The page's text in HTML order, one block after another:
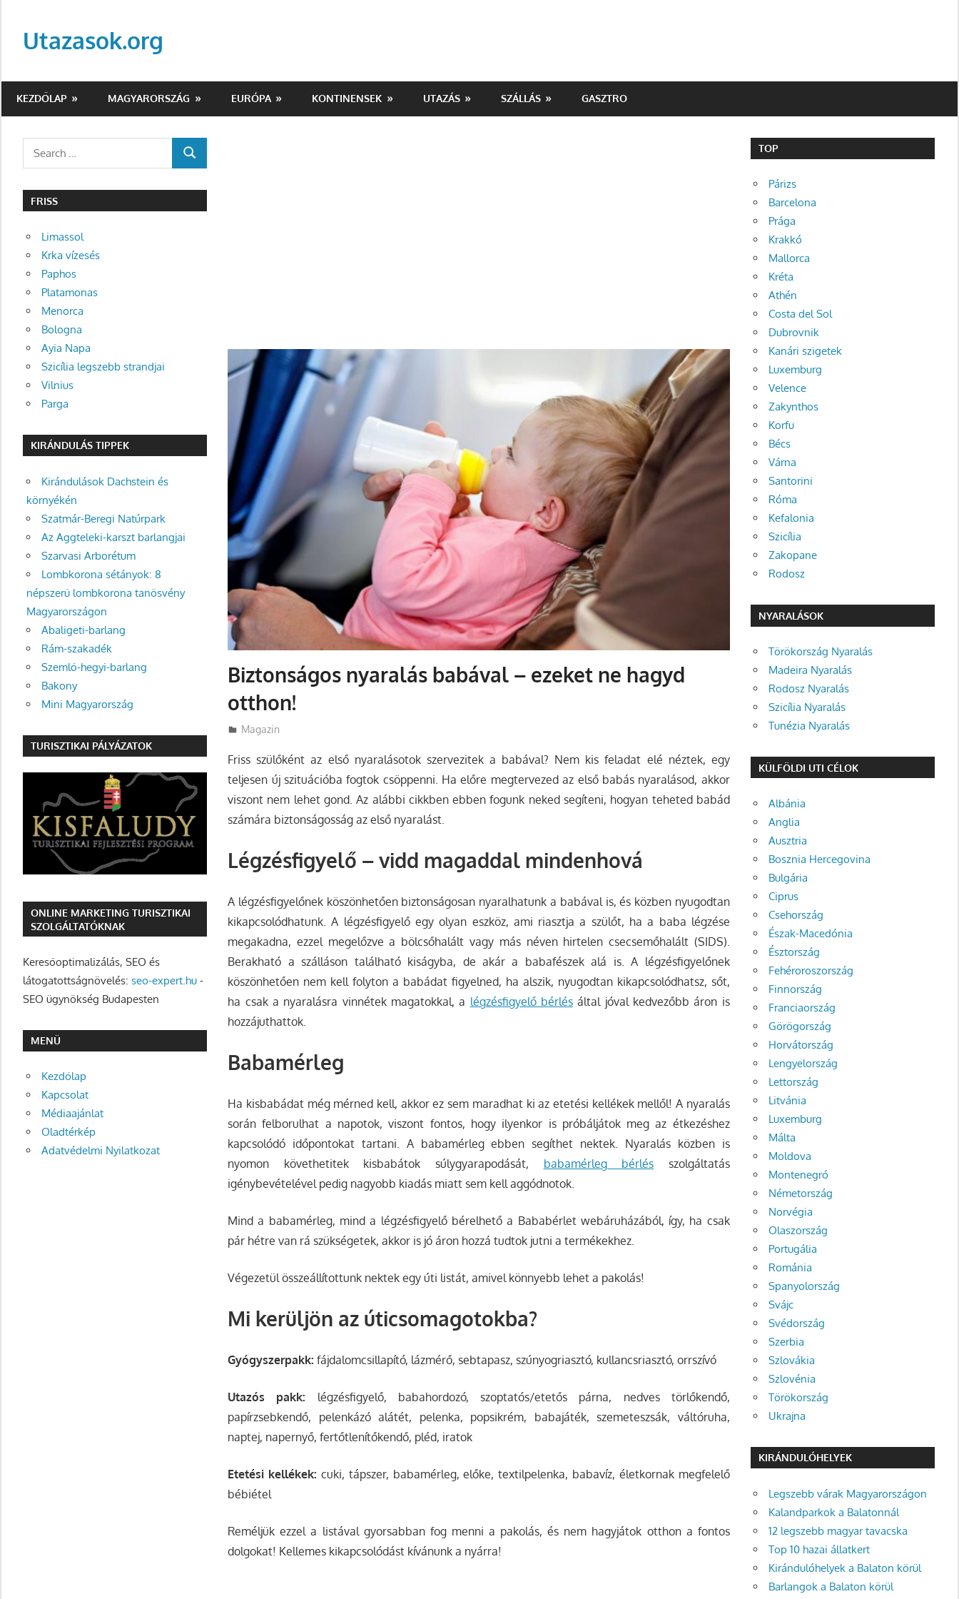
contentUtazasok.org
KEZDŐLAP MAGYARORSZÁG EURÓPA KONTINENSEK UTAZÁS SZÁLLÁS GASZTRO
Biztonságos nyaralás babával – ezeket ne hagyd
otthon!
Utazasok.org
Magazin
Friss szülőként az első nyaralásotok szervezitek a babával? Nem kis feladat elé néztek, egy
teljesen új szituációba fogtok csöppenni. Ha előre megtervezed az első babás nyaralásod, akkor
viszont nem lehet gond. Az alábbi cikkben ebben fogunk neked segíteni, hogyan teheted babád
számára biztonságosság az első nyaralást.
Légzésfigyelő – vidd magaddal mindenhová
A légzésfigyelőnek köszönhetően biztonságosan nyaralhatunk a babával is, és közben nyugodtan
kikapcsolódhatunk. A légzésfigyelő egy olyan eszköz, ami riasztja a szülőt, ha a baba légzése
megakadna, ezzel megelőzve a bölcsőhalált vagy más néven hirtelen csecsemőhalált (SIDS).
Berakható a szálláson található kiságyba, de akár a babafészek alá is. A légzésfigyelőnek
köszönhetően nem kell folyton a babádat figyelned, ha alszik, nyugodtan kikapcsolódhatsz, sőt,
ha csak a nyaralásra vinnétek magatokkal, a légzésfigyelő bérlés által jóval kedvezőbb áron is
hozzájuthattok.
Babamérleg
Ha kisbabádat még mérned kell, akkor ez sem maradhat ki az etetési kellékek mellől! A nyaralás
során felborulhat a napotok, viszont fontos, hogy ilyenkor is próbáljátok meg az étkezéshez
kapcsolódó időpontokat tartani. A babamérlegebben segíthet nektek. Nyaralás közben is
nyomon követhetitek kisbabátok súlygyarapodását, babamérleg bérlés szolgáltatás
igénybevételével pedig nagyobb kiadás miatt sem kell aggódnotok.
Mind a babamérleg, mind a légzésfigyelő bérelhető a Bababérlet webáruházából, így, ha csak
pár hétre van rá szükségetek, akkor is jó áron hozzá tudtok jutni a termékekhez.
Végezetül összeállítottunk nektek egy úti listát, amivel könnyebb lehet a pakolás!
Mi kerüljön az úticsomagotokba?
Gyógyszerpakk: fájdalomcsillapító, lázmérő, sebtapasz, szúnyogriasztó, kullancsriasztó, orrszívó
Utazós pakk: légzésfigyelő, babahordozó, szoptatós/etetős párna, nedves törlőkendő,
papírzsebkendő, pelenkázó alátét, pelenka, popsikrém, babajáték, szemeteszsák, váltóruha,
naptej, napernyő, fertőtlenítőkendő, pléd, iratok
Etetési kellékek: cuki, tápszer, babamérleg, előke, textilpelenka, babavíz, életkornak megfelelő
bébiétel
Reméljük ezzel a listával gyorsabban fog menni a pakolás, és nem hagyjátok otthon a fontos
dolgokat! Kellemes kikapcsolódást kívánunk a nyárra!
SEARCH
FRISS
Limassol
Krka vízesés
Paphos
Platamonas
Menorca
Bologna
Ayia Napa
Szicília legszebb strandjai
Vilnius
Parga
KIRÁNDULÁS TIPPEK
Kirándulások Dachstein és
környékén
Szatmár-Beregi Natúrpark
Az Aggteleki-karszt barlangjai
Szarvasi Arborétum
Lombkorona sétányok: 8
népszerű lombkorona tanösvény
Magyarországon
Abaligeti-barlang
Rám-szakadék
Szemlő-hegyi-barlang
Bakony
Mini Magyarország
TURISZTIKAI PÁLYÁZATOK
ONLINE MARKETING TURISZTIKAI
SZOLGÁLTATÓKNAK
Keresőoptimalizálás, SEO és
látogatottságnövelés: seo-expert.hu -
SEO ügynökség Budapesten
MENÜ
Kezdőlap
Kapcsolat
Médiaajánlat
Oladtérkép
Adatvédelmi Nyilatkozat
TOP
Párizs
Barcelona
Prága
Krakkó
Mallorca
Kréta
Athén
Costa del Sol
Dubrovnik
Kanári szigetek
Luxemburg
Velence
Zakynthos
Korfu
Bécs
Várna
Santorini
Róma
Kefalonia
Szicília
Zakopane
Rodosz
NYARALÁSOK
Törökország Nyaralás
Madeira Nyaralás
Rodosz Nyaralás
Szicília Nyaralás
Tunézia Nyaralás
KÜLFÖLDI UTI CÉLOK
Albánia
Anglia
Ausztria
Bosznia Hercegovina
Bulgária
Ciprus
Csehország
Észak-Macedónia
Észtország
Fehéroroszország
Finnország
Franciaország
Görögország
Horvátország
Lengyelország
Lettország
Litvánia
Luxemburg
Málta
Moldova
Montenegró
Németország
Norvégia
Olaszország
Portugália
Románia
Spanyolország
Svájc
Svédország
Szerbia
Szlovákia
Szlovénia
Törökország
Ukrajna
KIRÁNDULÓHELYEK
Legszebb várak Magyarországon
Kalandparkok a Balatonnál
12 legszebb magyar tavacska
Top 10 hazai állatkert
Kirándulóhelyek a Balaton körül
Barlangok a Balaton körül